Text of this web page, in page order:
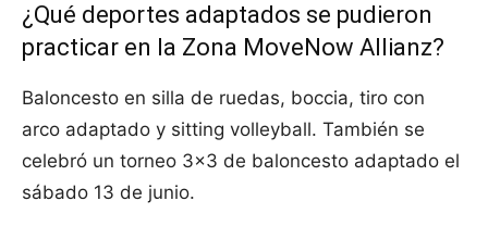
¿Qué deportes adaptados se pudieron
practicar en la Zona MoveNow Allianz?
Baloncesto en silla de ruedas, boccia, tiro con
arco adaptado y sitting volleyball. También se
celebró un torneo 3×3 de baloncesto adaptado el
sábado 13 de junio.